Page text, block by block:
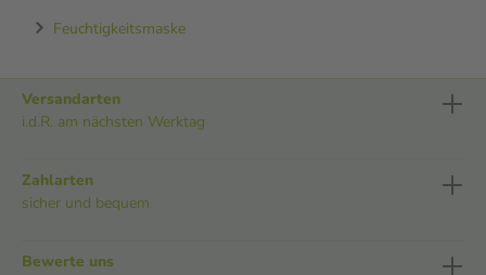
Feuchtigkeitsmaske
Versandarten
i.d.R. am nächsten Werktag
Zahlarten
sicher und bequem
Bewerte uns